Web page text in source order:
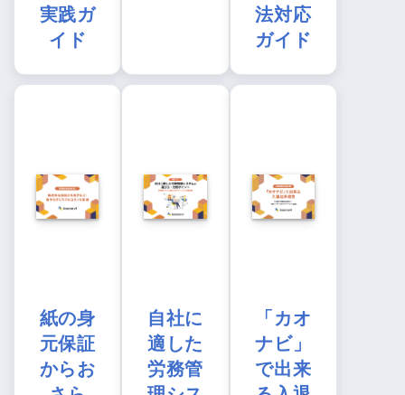
実践ガ
イド
法対応
ガイド
紙の身
元保証
からお
自社に
適した
労務管
「カオ
ナビ」
で出来